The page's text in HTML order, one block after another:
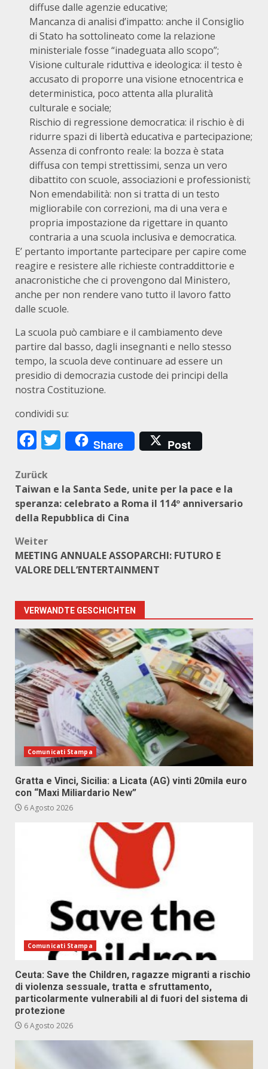
diffuse dalle agenzie educative;
Mancanza di analisi d’impatto: anche il Consiglio
di Stato ha sottolineato come la relazione
ministeriale fosse “inadeguata allo scopo”;
Visione culturale riduttiva e ideologica: il testo è
accusato di proporre una visione etnocentrica e
deterministica, poco attenta alla pluralità
culturale e sociale;
Rischio di regressione democratica: il rischio è di
ridurre spazi di libertà educativa e partecipazione;
Assenza di confronto reale: la bozza è stata
diffusa con tempi strettissimi, senza un vero
dibattito con scuole, associazioni e professionisti;
Non emendabilità: non si tratta di un testo
migliorabile con correzioni, ma di una vera e
propria impostazione da rigettare in quanto
contraria a una scuola inclusiva e democratica.
E’ pertanto importante partecipare per capire come
reagire e resistere alle richieste contraddittorie e
anacronistiche che ci provengono dal Ministero,
anche per non rendere vano tutto il lavoro fatto
dalle scuole.
La scuola può cambiare e il cambiamento deve
partire dal basso, dagli insegnanti e nello stesso
tempo, la scuola deve continuare ad essere un
presidio di democrazia custode dei principi della
nostra Costituzione.
condividi su:
Facebook
Twitter
Share Post
Beitragsnavigation
Zurück
Taiwan e la Santa Sede, unite per la pace e la
speranza: celebrato a Roma il 114º anniversario
della Repubblica di Cina
Weiter
MEETING ANNUALE ASSOPARCHI: FUTURO E
VALORE DELL’ENTERTAINMENT
VERWANDTE GESCHICHTEN
Comunicati Stampa
Gratta e Vinci, Sicilia: a Licata (AG) vinti 20mila euro
con “Maxi Miliardario New”
6 Agosto 2026
Comunicati Stampa
Ceuta: Save the Children, ragazze migranti a rischio
di violenza sessuale, tratta e sfruttamento,
particolarmente vulnerabili al di fuori del sistema di
protezione
6 Agosto 2026